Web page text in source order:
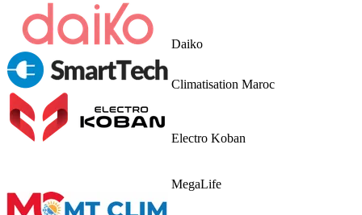
Daiko
Climatisation Maroc
Electro Koban
MegaLife